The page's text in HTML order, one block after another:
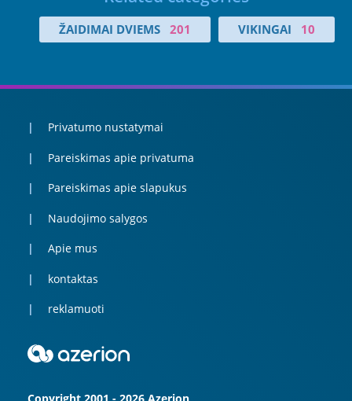
ŽAIDIMAI DVIEMS 201 VIKINGAI 10
Privatumo nustatymai
Pareiskimas apie privatuma
Pareiskimas apie slapukus
Naudojimo salygos
Apie mus
kontaktas
reklamuoti